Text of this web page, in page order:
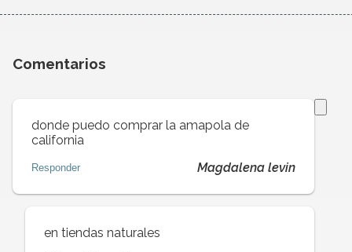
Comentarios
donde puedo comprar la amapola de
california
Responder Magdalena levin
en tiendas naturales